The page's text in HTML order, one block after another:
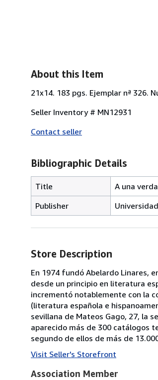
About this Item
21x14. 183 pgs. Ejemplar nª 326.
Seller Inventory # MN12931
Contact seller
Bibliographic Details
Title
A una
Publisher
Store Description
En 1974 fundó Abelardo Linares,
desde un principio en literatura
incrementó notablemente con la
(literatura española e
sevillana de Mateos Gago, 27, la
aparecido más de 300 catálogos
segundo de ellos de más de
Visit Seller's Storefront
Association Member